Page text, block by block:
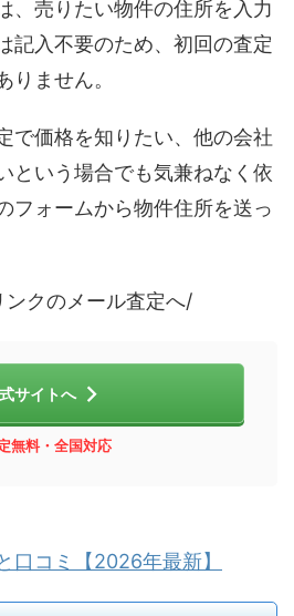
、売りたい物件の住所を入力
記入不要のため、初回の査定
りません。
で価格を知りたい、他の会社
という場合でも気兼ねなく依
フォームから物件住所を送っ
クのメール査定へ/
サイトへ
無料・全国対応
口コミ【2026年最新】